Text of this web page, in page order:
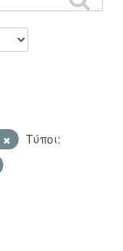
Τύποι: